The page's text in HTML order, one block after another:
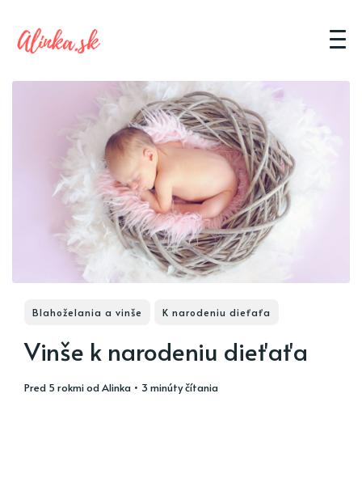
Blahoželania a vinše K narodeniu dieťaťa
Vinše k narodeniu dieťaťa
pred 5 rokmiodAlinka • 3 minúty čítania